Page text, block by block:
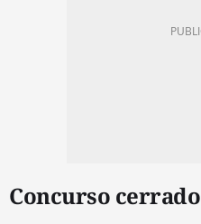
Concurso cerrado